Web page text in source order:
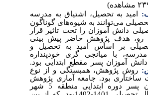
امید به تحصیل، اشتیاق به مدرسه
می‌توانند به شیوه‌های گوناگون
دانش آموزان را تحت تاثیر قرار
رو، هدف پژوهش حاضر پیش بینی
بر اساس امید به تحصیل و
با میانجی گری خودپنداره
آموزان پسر مقطع ابتدایی بود.
روش پژوهش، همبستگی و از نوع
ساختاری بود. جامعه آماری پژوهش
دانش آموزان پسر دوره ابتدایی منطقه 5 شهر